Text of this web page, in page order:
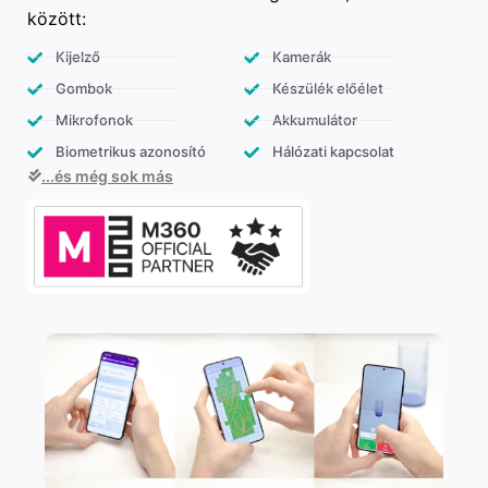
között:
Kijelző
Gombok
Mikrofonok
Biometrikus azonosító
Kamerák
Készülék előélet
Akkumulátor
Hálózati kapcsolat
...és még sok más